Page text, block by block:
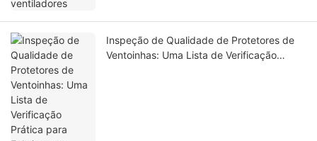
Inspeção de Qualidade de Protetores de
Ventoinhas: Uma Lista de Verificação